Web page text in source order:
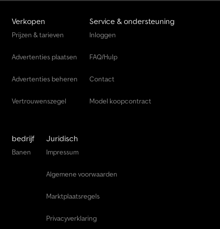
Verkopen
Prijzen & tarieven
Advertenties plaatsen
Advertenties beheren
Vertrouwenszegel
Service & ondersteuning
Inloggen
FAQ/Hulp
Contact
Model koopcontract
bedrijf
Banen
Juridisch
Impressum
Algemene voorwaarden
Marktplaatsregels
Privacyverklaring